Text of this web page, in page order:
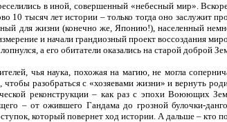
в иной, совершенный «небесный мир».
10 тысяч лет истории – только тогда оно заслужит
для жизни (конечно же, Японию!), населенный
и начали грандиозный проект воссоздания
а его обитатели оказались на старой доброй
чья наука, похожая на магию, не могла
разобраться с «хозяевами жизни» и вернуть
реконструкции – как раз с эпохи Воюющих
– от ожившего Гандама до грозной булочки-
который повернет ход истории. А дальше – кто